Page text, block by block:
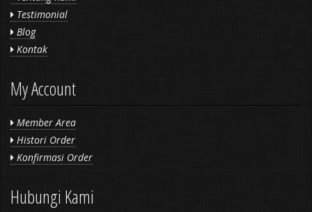
Testimonial
Blog
Kontak
My Account
Member Area
Histori Order
Konfirmasi Order
Hubungi Kami